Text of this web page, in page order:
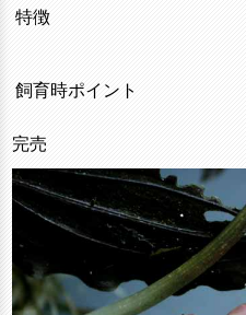
特徴
飼育時ポイント
完売